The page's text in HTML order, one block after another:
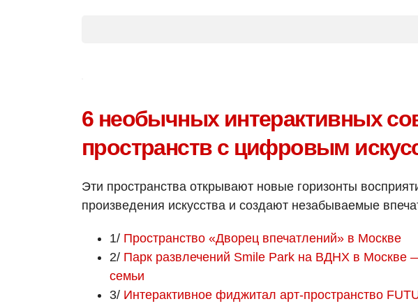
6 необычных интерактивных
пространств с цифровым
Эти пространства открывают новые горизонты
произведения искусства и создают незабываемые
1/ Пространство «Дворец впечатлений» в Москве
2/ Парк развлечений Smile Park на ВДНХ в Москве
семьи
3/ Интерактивное фиджитал арт-пространство